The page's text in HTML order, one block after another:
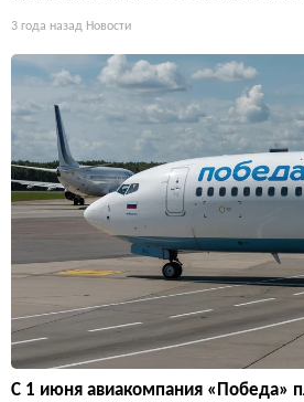
3 года назад Новости
С 1 июня авиакомпания «Победа»